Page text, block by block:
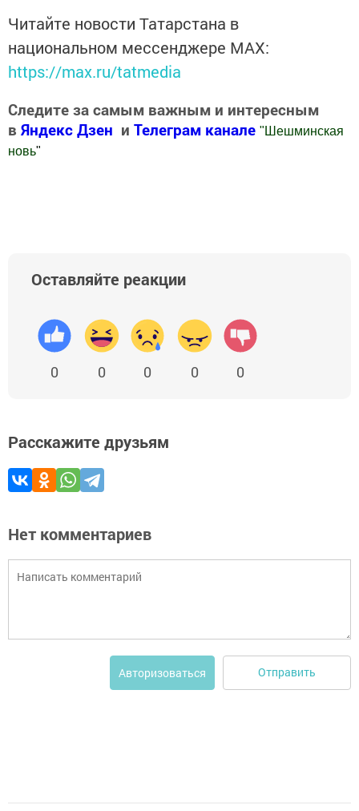
Читайте новости Татарстана в
национальном мессенджере MАХ:
https://max.ru/tatmedia
Следите за самым важным и интересным
в Яндекс Дзен и Телеграм канале " Шешминская
новь"
Оставляйте реакции
0 0 0 0 0
Расскажите друзьям
Нет комментариев
Авторизоваться Отправить